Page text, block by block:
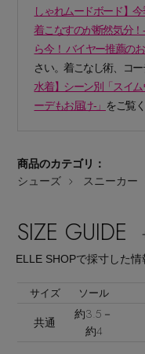
【エディターズ・
ベーシックとトレ
Stay
しゃれムードボード】
着こなすのが断然気分！-
ら今！ バイヤー推薦の
さい。着こなし術、コ
水着】シーン別「スイ
ーデもお届け-」 をご覧
商品のカテゴリ：
シューズ
スニーカー
SIZE GUIDE
ELLE SHOPで採寸した情
サイズ ソール
共通
約3.5－
約4